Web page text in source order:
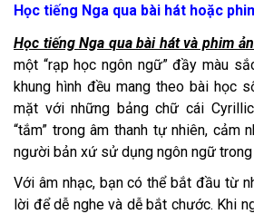
Học tiếng Nga qua bài hát hoặc
Học tiếng Nga qua bài hát và phim
một “rạp học ngôn ngữ” đầy màu
khung hình đều mang theo bài học
mặt với những bảng chữ cái
“tắm” trong âm thanh tự nhiên, cảm
người bản xứ sử dụng ngôn ngữ
Với âm nhạc, bạn có thể bắt đầu từ
lời để dễ nghe và dễ bắt chước. Khi